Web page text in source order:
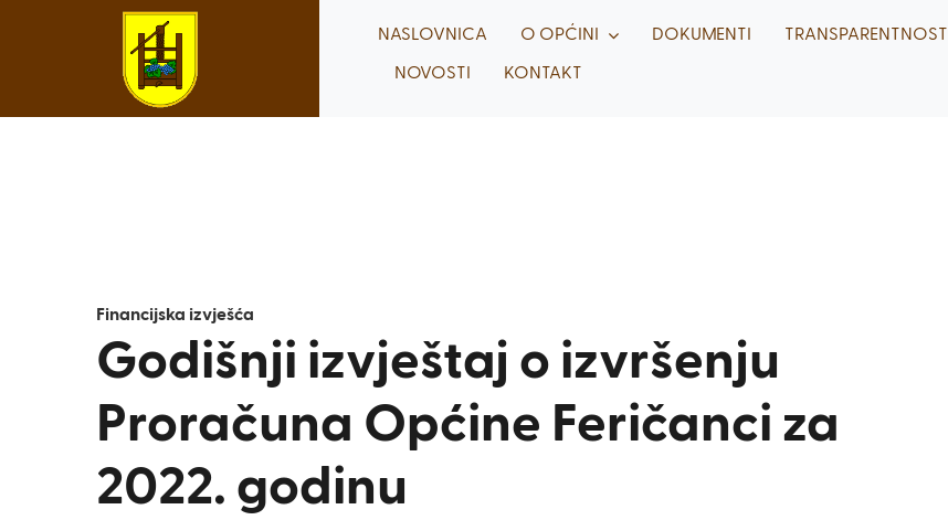
NASLOVNICA O OPĆINI DOKUMENTI TRANSPARENTNOST
NOVOSTI KONTAKT
Financijska izvješća
Godišnji izvještaj o izvršenju
Proračuna Općine Feričanci za
2022. godinu